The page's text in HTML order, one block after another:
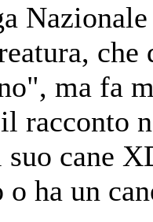
ma fa
racconto
cane
ha un